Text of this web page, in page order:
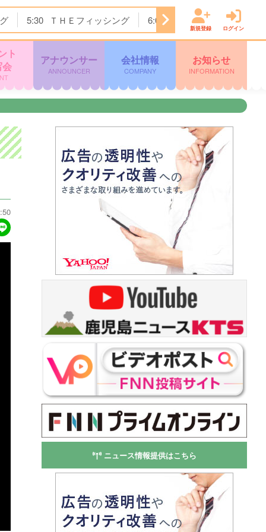
5:30 ＴＨＥフィッシング 6:00 めざましどようび
新規登録 ログイン
ト
アナウンサー
ANNOUNCER
会社情報
COMPANY
お知らせ
INFORMATION
ニュース情報提供はこちら